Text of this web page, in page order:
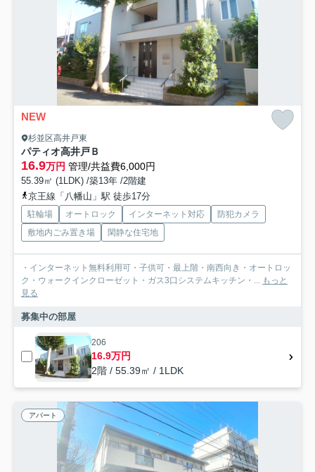
NEW
杉並区高井戸東
パティオ高井戸Ｂ
16.9万円 管理/共益費6,000円
55.39㎡ (1LDK) /築13年 /2階建
京王線「八幡山」駅 徒歩17分
駐輪場 オートロック インターネット対応
防犯カメラ
敷地内ごみ置き場
閑静な住宅地
・インターネット無料利用可・子供可・最上階・南西向き・オートロッ
ク・ウォークインクローゼット・ガス3口システムキッチン・... もっと
見る
募集中の部屋
206
16.9万円
2階 / 55.39㎡ / 1LDK
アパート